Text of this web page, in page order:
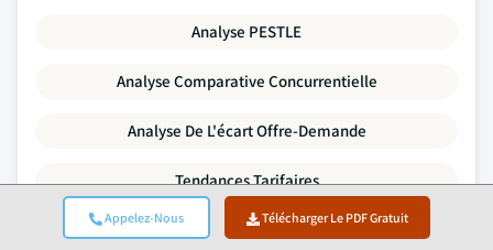
Appelez-Nous Télécharger Le PDF Gratuit
Analyse PESTLE
Analyse Comparative Concurrentielle
Analyse De L'écart Offre-Demande
Tendances Tarifaires
Analyse SWOT